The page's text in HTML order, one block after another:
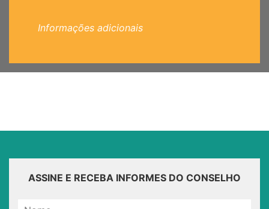
Informações adicionais
ASSINE E RECEBA INFORMES DO CONSELHO